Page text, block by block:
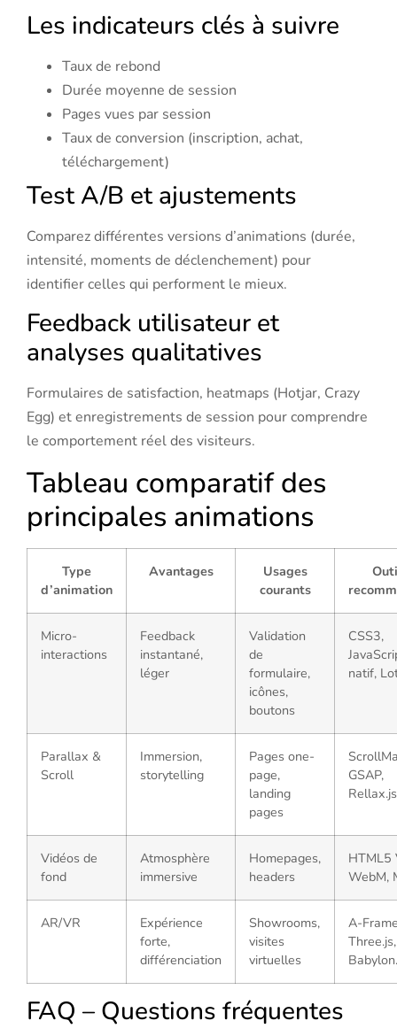
Les indicateurs clés à suivre
Taux de rebond
Durée moyenne de session
Pages vues par session
Taux de conversion (inscription, achat,
téléchargement)
Test A/B et ajustements
Comparez différentes versions d’animations (durée,
intensité, moments de déclenchement) pour
identifier celles qui performent le mieux.
Feedback utilisateur et
analyses qualitatives
Formulaires de satisfaction, heatmaps (Hotjar, Crazy
Egg) et enregistrements de session pour comprendre
le comportement réel des visiteurs.
Tableau comparatif des
principales animations
Type
d’animation
Avantages
Usages
courants
Micro-
interactions
Feedback
instantané,
léger
Validation
de
formulaire,
icônes,
boutons
CSS3,
natif,
Parallax &
Scroll
Immersion,
storytelling
Pages one-
page,
landing
pages
GSAP,
Rellax.js
Vidéos de
fond
Atmosphère
immersive
Homepages,
headers
HTML5
WebM,
AR/VR
Expérience
forte,
différenciation
Showrooms,
visites
virtuelles
A-
Three.js,
FAQ – Questions fréquentes